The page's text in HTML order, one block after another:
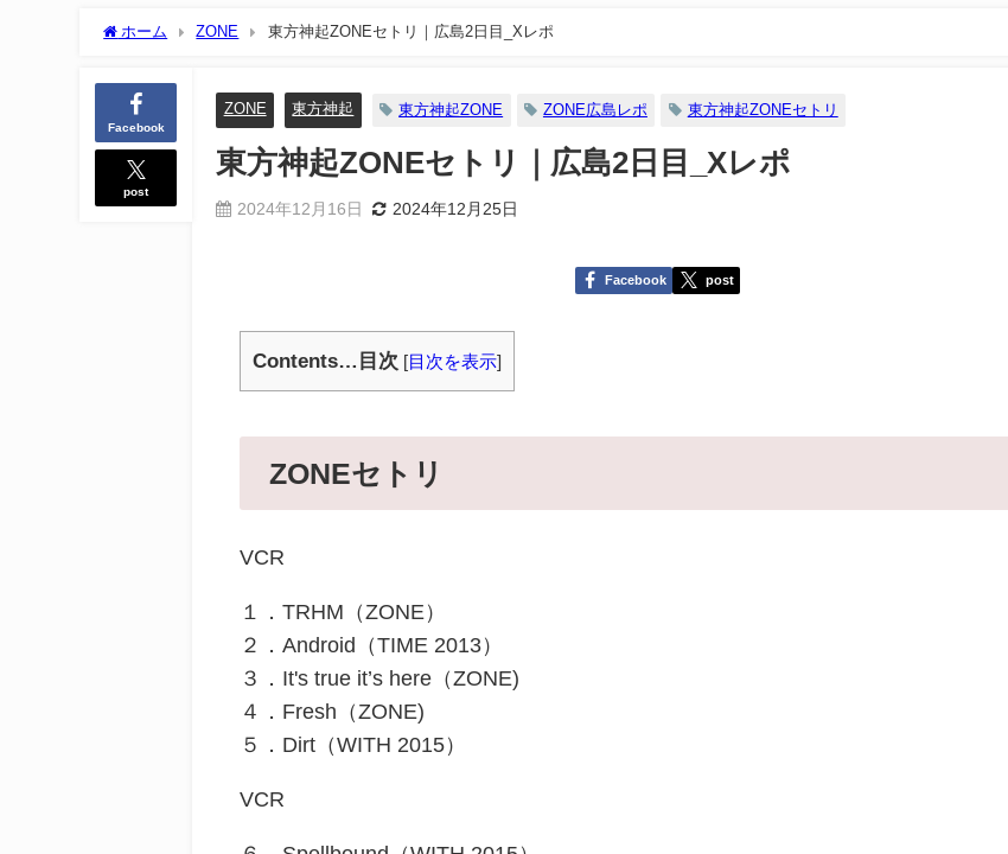
ホーム ZONE 東方神起ZONEセトリ｜広島2日目_Xレポ
Facebook
post
ZONE 東方神起 東方神起ZONE ZONE広島レポ 東方神起ZONEセトリ
東方神起ZONEセトリ｜広島2日目_Xレポ
2024年12月16日 2024年12月25日
Facebook post
Contents…目次 [ 目次を表示]
ZONEセトリ
VCR
１．TRHM（ZONE）
２．Android（TIME 2013）
３．It's true it’s here（ZONE)
４．Fresh（ZONE)
５．Dirt（WITH 2015）
VCR